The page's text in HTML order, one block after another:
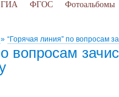
» “Горячая линия” по вопросам
вопросам
ГИА ФГОС Фотоальбомы